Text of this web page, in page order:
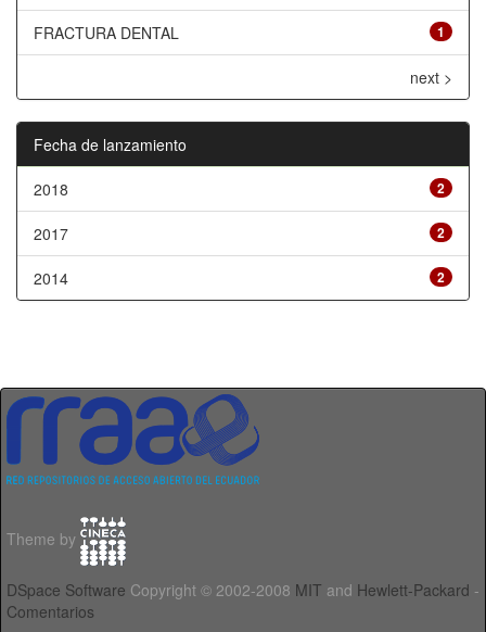
1
FRACTURA DENTAL
next >
Fecha de lanzamiento
2
2018
2
2017
2
2014
Theme by
DSpace Software Copyright © 2002-2008 MIT and Hewlett-Packard -
Comentarios